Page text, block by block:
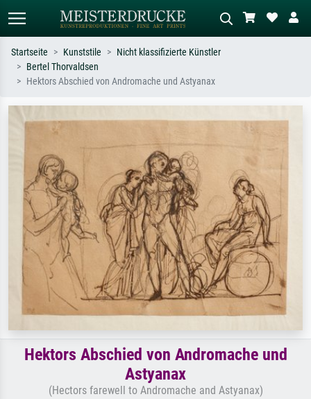
Standardsuche
Sternennacht, Impressionismus, Welle
Ölgemälde, Stehender Akt neben einem
Startseite Kunststile
Nicht klassifizierte Künstler
Bertel Thorvaldsen
Hektors Abschied von Andromache und Astyanax
Hektors Abschied von Andromache und
Astyanax
(Hectors farewell to Andromache and Astyanax)